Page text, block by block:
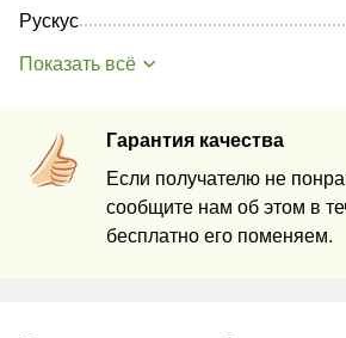
Гарантия качества
Если получателю не
сообщите нам об этом в
бесплатно его поменяем.
Рускус
Показать всё